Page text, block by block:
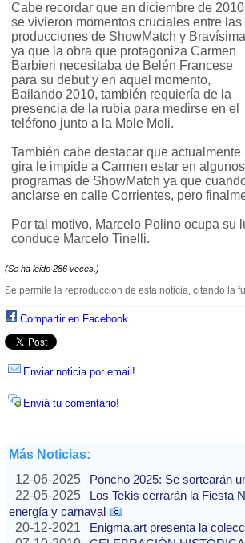
Cabe recordar que en diciembre de
se vivieron momentos cruciales entre las
producciones de ShowMatch y
ya que la obra que protagoniza Carmen
Barbieri necesitaba de Belén Francese
para su debut y en aquel momento,
Bailando 2010, también requiería de la
presencia de la rubia para medirse en el
teléfono junto a la Mole Moli.
También cabe destacar que actualmente
gira le impide a Carmen estar en algunos
programas de ShowMatch ya que
anclarse en calle Corrientes, pero
Por tal motivo, Marcelo Polino ocupa su
conduce Marcelo Tinelli.
(Se ha leido 286 veces.)
Se permite la reproducción de esta noticia, citando la
Compartir en Facebook
Enviar noticia por email!
Enviá tu comentario!
Más Noticias:
12-06-2025
Poncho 2025: Se sortearán
22-05-2025
Los Tekis cerrarán la Fiesta
energía y carnaval
20-12-2021
Enigma.art presenta la